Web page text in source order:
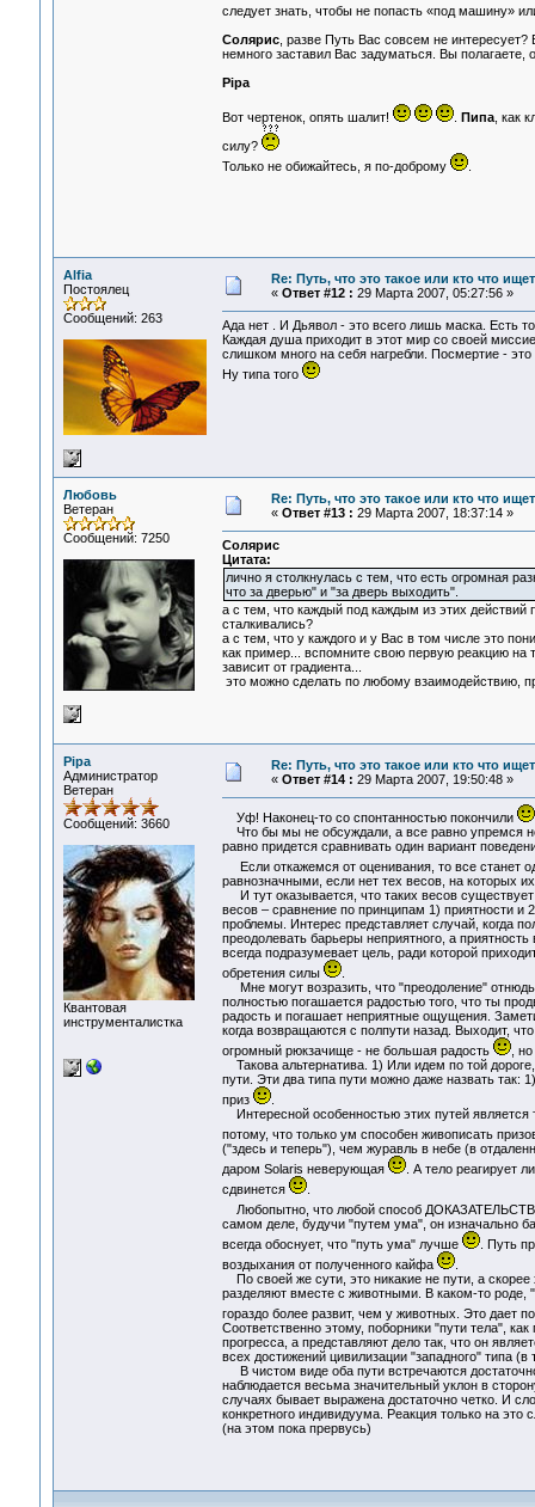
следует знать, чтобы не попасть «под машину»
Солярис, разве Путь Вас совсем не
немного заставил Вас задуматься. Вы полагаете,
Pipa
Вот чертенок, опять шалит! . Пипа, как
силу?
Только не обижайтесь, я по-доброму
.
Alfia
Постоялец
Сообщений: 263
Re: Путь, что это такое или кто что
« Ответ #12 : 29 Марта 2007, 05:27:56 »
Ада нет . И Дьявол - это всего лишь маска. Есть
Каждая душа приходит в этот мир со своей
слишком много на себя нагребли. Посмертие -
Ну типа того
Любовь
Ветеран
Сообщений: 7250
Re: Путь, что это такое или кто что
« Ответ #13 : 29 Марта 2007, 18:37:14 »
Солярис
Цитата:
лично я столкнулась с тем, что есть огромная
что за дверью" и "за дверь выходить".
а с тем, что каждый под каждым из этих действий
сталкивались?
а с тем, что у каждого и у Вас в том числе это
как пример... вспомните свою первую реакцию на
зависит от градиента...
это можно сделать по любому взаимодействию,
Pipa
Администратор
Ветеран
Сообщений: 3660
Квантовая
инструменталистка
Re: Путь, что это такое или кто что
« Ответ #14 : 29 Марта 2007, 19:50:48 »
Уф! Наконец-то со спонтанностью покончили
Что бы мы не обсуждали, а все равно упремся
равно придется сравнивать один вариант
Если откажемся от оценивания, то все станет
равнозначными, если нет тех весов, на которых
И тут оказывается, что таких весов
весов – сравнение по принципам 1) приятности и
проблемы. Интерес представляет случай, когда
преодолевать барьеры неприятного, а
всегда подразумевает цель, ради которой
обретения силы
.
Мне могут возразить, что "преодоление" отнюдь
полностью погашается радостью того, что ты
радость и погашает неприятные ощущения.
когда возвращаются с полпути назад. Выходит,
огромный рюкзачище - не большая радость
, но
Такова альтернатива. 1) Или идем по той
пути. Эти два типа пути можно даже назвать так:
приз
.
Интересной особенностью этих путей является
потому, что только ум способен живописать
("здесь и теперь"), чем журавль в небе (в
даром Solaris неверующая
. А тело реагирует
сдвинется
.
Любопытно, что любой способ ДОКАЗАТЕЛЬСТВА
самом деле, будучи "путем ума", он изначально
всегда обоснует, что "путь ума" лучше
. Путь
воздыхания от полученного кайфа
.
По своей же сути, это никакие не пути, а скорее
разделяют вместе с животными. В каком-то роде,
гораздо более развит, чем у животных. Это дает
Соответственно этому, поборники "пути тела",
прогресса, а представляют дело так, что он
всех достижений цивилизации "западного" типа
В чистом виде оба пути встречаются
наблюдается весьма значительный уклон в
случаях бывает выражена достаточно четко. И
конкретного индивидуума. Реакция только на это
(на этом пока прервусь)